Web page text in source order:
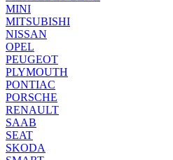
MINI
MITSUBISHI
NISSAN
OPEL
PEUGEOT
PLYMOUTH
PONTIAC
PORSCHE
RENAULT
SAAB
SEAT
SKODA